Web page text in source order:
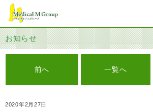
お知らせ
前へ 一覧へ
2020年2月27日